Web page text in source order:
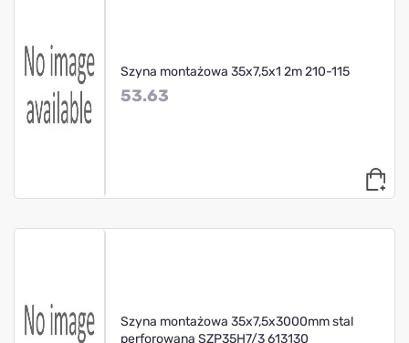
Szyna montażowa 35x7,5x1 2m 210-115
53.63
Szyna montażowa 35x7,5x3000mm stal
perforowana SZP35H7/3 613130